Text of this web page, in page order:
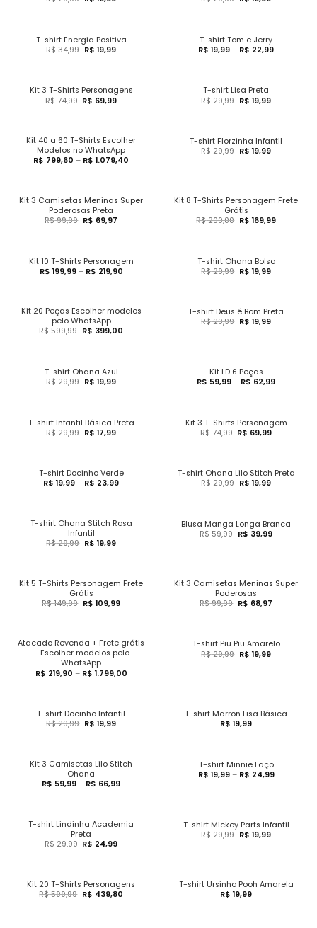
T-shirt Energia Positiva
R$34,99 R$ 19,99
T-shirt Tom e Jerry
R$ 19,99 – R$ 22,99
Kit 3 T-Shirts Personagens
R$74,99 R$ 69,99
T-shirt Lisa Preta
R$29,99 R$ 19,99
Kit 40 a 60 T-Shirts Escolher
Modelos no WhatsApp
R$ 799,60 – R$ 1.079,40
T-shirt Florzinha Infantil
R$29,99 R$ 19,99
Kit 3 Camisetas Meninas Super
Poderosas Preta
R$99,99 R$ 69,97
Kit 8 T-Shirts Personagem Frete
Grátis
R$200,00 R$ 169,99
Kit 10 T-Shirts Personagem
R$ 199,99– R$ 219,90
T-shirt Ohana Bolso
R$29,99 R$ 19,99
Kit 20 Peças Escolher modelos
pelo WhatsApp
R$599,99 R$ 399,00
T-shirt Deus é Bom Preta
R$29,99 R$ 19,99
T-shirt Ohana Azul
R$29,99 R$ 19,99
Kit LD 6 Peças
R$ 59,99 – R$ 62,99
T-shirt Infantil Básica Preta
R$29,99 R$ 17,99
Kit 3 T-Shirts Personagem
R$74,99 R$ 69,99
T-shirt Docinho Verde
R$ 19,99 – R$ 23,99
T-shirt Ohana Lilo Stitch Preta
R$29,99 R$ 19,99
T-shirt Ohana Stitch Rosa
Infantil
R$29,99 R$ 19,99
Blusa Manga Longa Branca
R$59,99 R$ 39,99
Kit 5 T-Shirts Personagem Frete
Grátis
R$149,99 R$ 109,99
Kit 3 Camisetas Meninas Super
Poderosas
R$99,99 R$ 68,97
Atacado Revenda + Frete grátis
– Escolher modelos pelo
WhatsApp
R$ 219,90 – R$ 1.799,00
T-shirt Piu Piu Amarelo
R$29,99 R$ 19,99
T-shirt Docinho Infantil
R$29,99 R$ 19,99
T-shirt Marron Lisa Básica
R$ 19,99
Kit 3 Camisetas Lilo Stitch
Ohana
R$ 59,99 – R$ 66,99
T-shirt Minnie Laço
R$ 19,99– R$ 24,99
T-shirt Lindinha Academia
Preta
R$29,99 R$ 24,99
T-shirt Mickey Parts Infantil
R$29,99 R$ 19,99
Kit 20 T-Shirts Personagens
R$599,99 R$ 439,80
T-shirt Ursinho Pooh Amarela
R$ 19,99